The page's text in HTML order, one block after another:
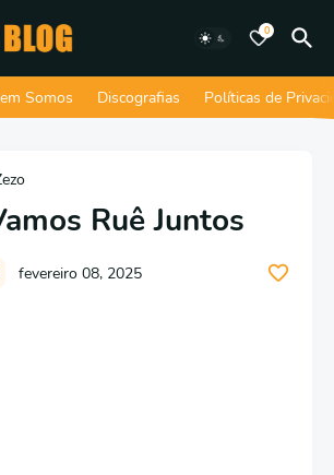
0
Somos Discografias Políticas de
Ruê Juntos
fevereiro 08, 2025